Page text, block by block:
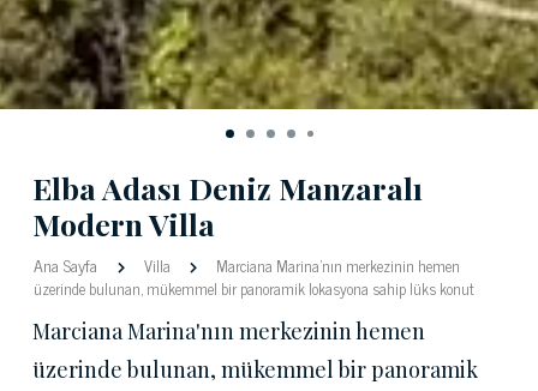
Elba Adası Deniz Manzaralı
Modern Villa
Ana Sayfa Villa
Marciana Marina'nın merkezinin hemen
üzerinde bulunan, mükemmel bir panoramik lokasyona sahip lüks konut
Marciana Marina'nın merkezinin hemen
üzerinde bulunan, mükemmel bir panoramik